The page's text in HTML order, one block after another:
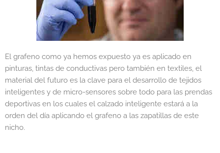
El grafeno como ya hemos expuesto ya es aplicado en
pinturas, tintas de conductivas pero también en textiles, el
material del futuro es la clave para el desarrollo de tejidos
inteligentes y de micro-sensores sobre todo para las prendas
deportivas en los cuales el calzado inteligente estará a la
orden del día aplicando el grafeno a las zapatillas de este
nicho.